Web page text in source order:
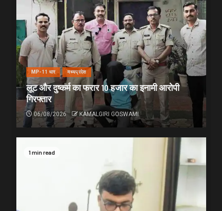
MP-11 धार मध्यप्रदेश
लूट और दुष्कर्म का फरार 10 हजार का इनामी आरोपी
गिरफ्तार
06/08/2026 KAMALGIRI GOSWAMI
1 min read